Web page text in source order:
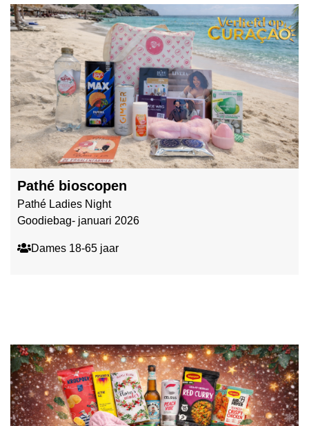
Pathé bioscopen
Pathé Ladies Night
Goodiebag- januari 2026
Dames 18-65 jaar